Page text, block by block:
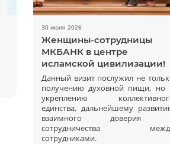
30 июля 2026
Женщины-сотрудницы
МКБАНК в центре
исламской цивилизации!
Данный визит послужил не
получению духовной пищи, но
укреплению
единства, дальнейшему
взаимного доверия
сотрудничества
сотрудниками.